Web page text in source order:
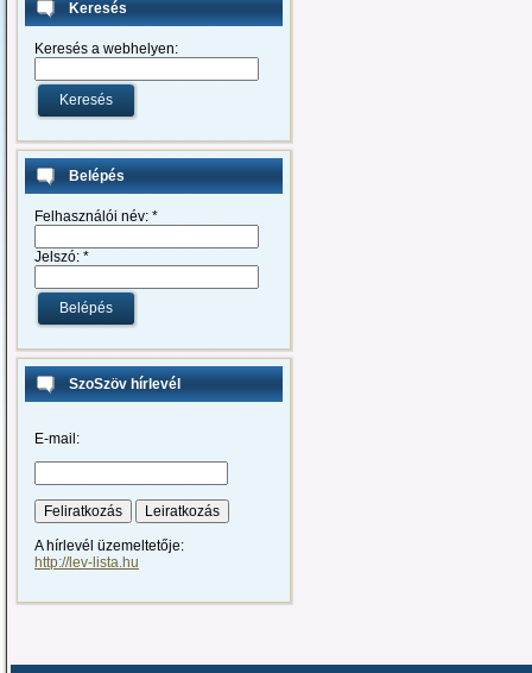
Keresés
Keresés a webhelyen:
Belépés
Felhasználói név: *
Jelszó: *
SzoSzöv hírlevél
E-mail:
A hírlevél üzemeltetője:
http://lev-lista.hu